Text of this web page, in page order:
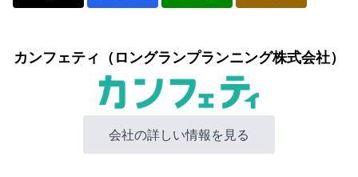
カンフェティ（ロングランプランニング株式会社）
会社の詳しい情報を見る